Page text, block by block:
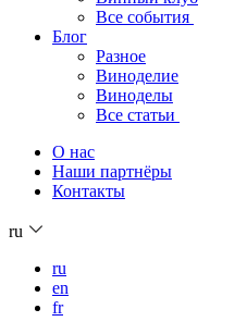
Все события
Блог
Разное
Виноделие
Виноделы
Все статьи
О нас
Наши партнёры
Контакты
ru
ru
en
fr